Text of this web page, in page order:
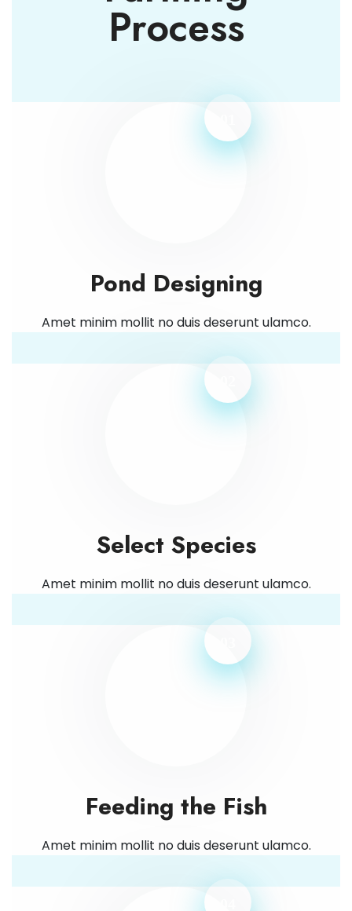
Process
Pond Designing
Amet minim mollit no duis deserunt ulamco.
Select Species
Amet minim mollit no duis deserunt ulamco.
Feeding the Fish
Amet minim mollit no duis deserunt ulamco.